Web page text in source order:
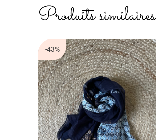
Produits similaires
-43%